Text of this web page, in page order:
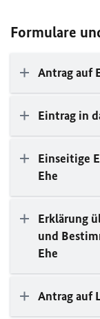
Formulare
Antrag auf
Eintrag in
Einseitige
Ehe
Erklärung
und
Ehe
Antrag auf